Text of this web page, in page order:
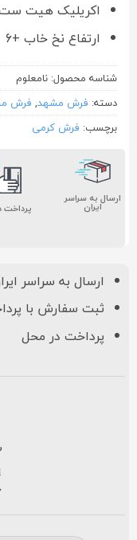
اکریلیک هیت
ارتفاع نخ خاب +6
شناسه محصول: نامعلوم
دسته: فرش مشهد, فرش مشهد
برچسب: فرش کرمی
ارسال به سراسر
ایران پرداخت
ارسال به سراسر
ثبت سفارش با
پرداخت در محل